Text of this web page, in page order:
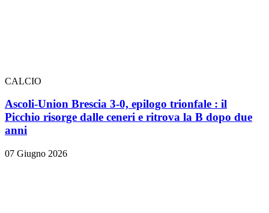
CALCIO
Ascoli-Union Brescia 3-0, epilogo trionfale : il
Picchio risorge dalle ceneri e ritrova la B dopo due
anni
07 Giugno 2026